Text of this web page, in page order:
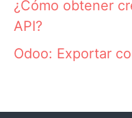
¿Cómo obtener
API?
Odoo: Exportar